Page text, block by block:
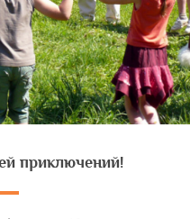
приключений!